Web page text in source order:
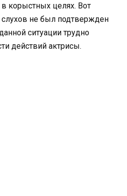
корыстных целях. Вот
слухов не был подтвержден
ситуации трудно
действий актрисы.